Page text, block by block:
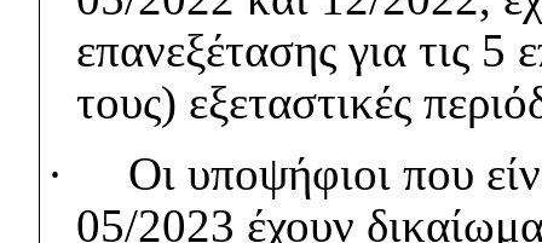
επανεξέτασης για τις 5
τους) εξεταστικές
·
Οι υποψήφιοι που
05/2023 έχουν